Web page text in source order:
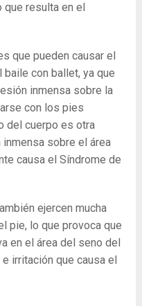
que resulta en el
que pueden causar el
con ballet, ya que
inmensa sobre la
con los pies
del cuerpo es otra
sobre el área
causa el Síndrome de
ejercen mucha
pie, lo que provoca que
en el área del seno del
irritación que causa el